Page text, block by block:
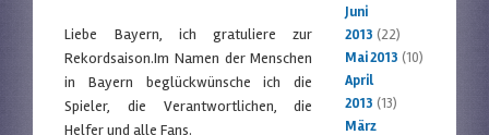
Liebe Bayern, ich gratuliere zur
Rekordsaison.Im Namen der Menschen
in Bayern beglückwünsche ich die
Spieler, die Verantwortlichen, die
Helfer und alle Fans.
Juni
2013 (22)
Mai 2013 (10)
April
2013 (13)
März